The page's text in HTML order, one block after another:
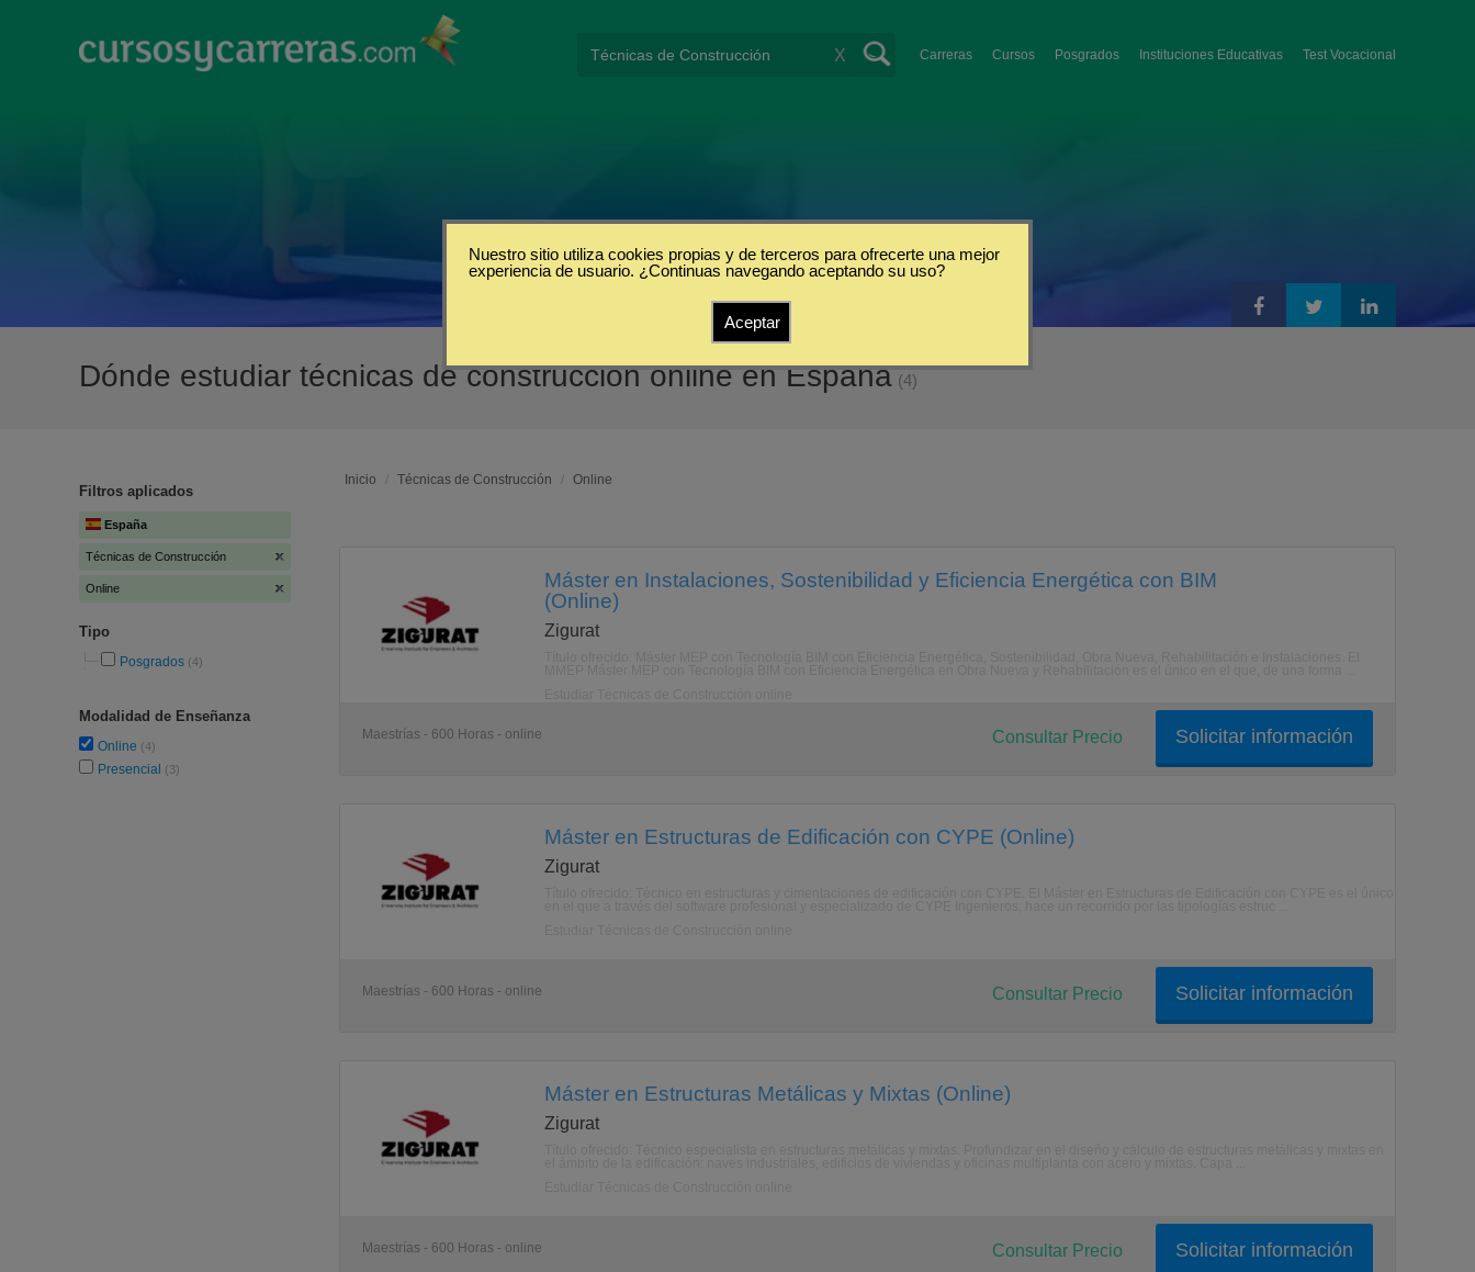
Carreras Cursos Posgrados Instituciones Educativas Test Vocacional
X
Dónde estudiar técnicas de construcción online en España (4)
Filtros aplicados
España
Técnicas de Construcción
Online
Tipo
Posgrados (4)
Modalidad de Enseñanza
Online (4)
Presencial (3)
Inicio / Técnicas de Construcción / Online
Máster en Instalaciones, Sostenibilidad y Eficiencia Energética con BIM
(Online)
Zigurat
Maestrías - 600 Horas - online Solicitar información
Consultar Precio
Máster en Estructuras de Edificación con CYPE (Online)
Zigurat
Maestrías - 600 Horas - online Solicitar información
Consultar Precio
Máster en Estructuras Metálicas y Mixtas (Online)
Zigurat
Maestrías - 600 Horas - online Solicitar información
Consultar Precio
Nuestro sitio utiliza cookies propias y de terceros para ofrecerte una mejor
experiencia de usuario. ¿Continuas navegando aceptando su uso?
Aceptar